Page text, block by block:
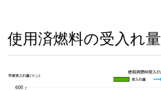
使用済燃料の受入れ量